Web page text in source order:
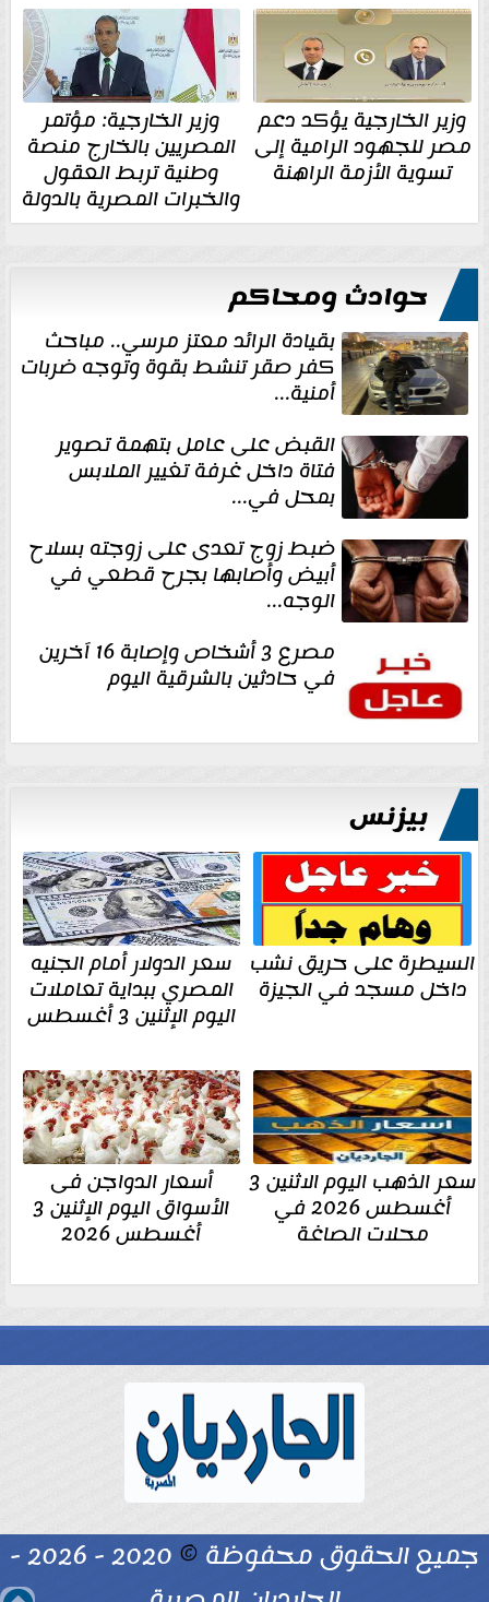
وزير الخارجية يؤكد دعم
مصر للجهود الرامية إلى
تسوية الأزمة الراهنة
وزير الخارجية: مؤتمر
المصريين بالخارج منصة
وطنية تربط العقول
والخبرات المصرية بالدولة
حوادث ومحاكم
بقيادة الرائد معتز مرسي.. مباحث
كفر صقر تنشط بقوة وتوجه ضربات
أمنية...
القبض على عامل بتهمة تصوير
فتاة داخل غرفة تغيير الملابس
بمحل في...
ضبط زوج تعدى على زوجته بسلاح
أبيض وأصابها بجرح قطعي في
الوجه...
مصرع 3 أشخاص وإصابة 16 آخرين
في حادثين بالشرقية اليوم
بيزنس
السيطرة على حريق نشب
داخل مسجد في الجيزة
سعر الدولار أمام الجنيه
المصري ببداية تعاملات
اليوم الإثنين 3 أغسطس
سعر الذهب اليوم الاثنين 3
أغسطس 2026 في
محلات الصاغة
أسعار الدواجن فى
الأسواق اليوم الإثنين 3
أغسطس 2026
جميع الحقوق محفوظة ©
2020 - 2026 -